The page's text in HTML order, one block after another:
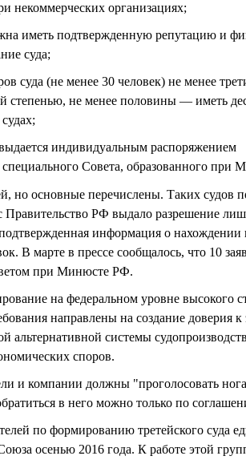
некоммерческих организациях;
иметь подтвержденную репутацию и
суда;
суда (не менее 30 человек) не менее
степенью, не менее половины — иметь
индивидуальным распоряжением
Совета, образованного при
но основные перечислены. Таких судов
Правительство РФ выдало разрешение
информация о нахождении
В марте в прессе сообщалось, что 10
при Минюсте РФ.
на федеральном уровне высокого
направлены на создание доверия к
альтернативной системы
споров.
и компании должны "проголосовать
в него можно только по
по формированию третейского суда
осенью 2016 года. К работе этой